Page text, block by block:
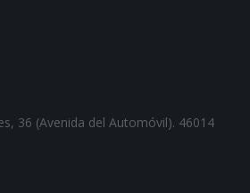
36 (Avenida del Automóvil). 46014